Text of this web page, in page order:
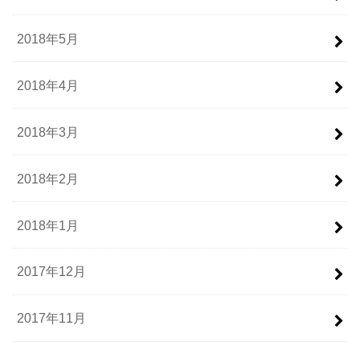
2018年5月
2018年4月
2018年3月
2018年2月
2018年1月
2017年12月
2017年11月